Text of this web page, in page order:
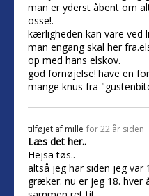
man er yderst åbent om
osse!.
kærligheden kan vare ved
man engang skal her
op med hans elskov.
god fornøjelse!'have en
mange knus fra
tilføjet af mille for 22 år siden
Læs det her..
Hejsa tøs..
altså jeg har siden jeg
græker. nu er jeg 18. hver